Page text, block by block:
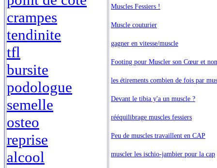
crampes
tendinite
tfl
bursite
podologue
semelle
osteo
reprise
alcool
Muscles Fessiers !
Muscle couturier
gagner en vitesse/muscle
Footing pour Muscler son Cœur et
les étirements combien de fois par
Devant le tibia y'a un muscle ?
rééquilibrage muscles fessiers
Peu de muscles travaillent en CAP
muscler les ischio-jambier pour la cap